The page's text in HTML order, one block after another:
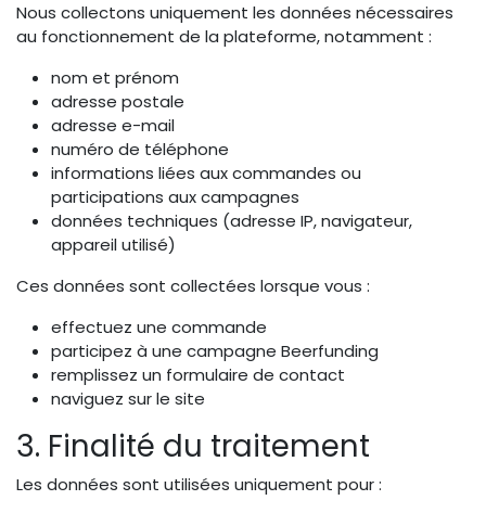
Nous collectons uniquement les données nécessaires
au fonctionnement de la plateforme, notamment :
nom et prénom
adresse postale
adresse e-mail
numéro de téléphone
informations liées aux commandes ou
participations aux campagnes
données techniques (adresse IP, navigateur,
appareil utilisé)
Ces données sont collectées lorsque vous :
effectuez une commande
participez à une campagne Beerfunding
remplissez un formulaire de contact
naviguez sur le site
3. Finalité du traitement
Les données sont utilisées uniquement pour :